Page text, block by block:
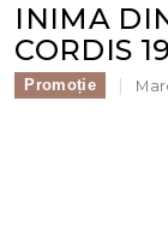
INIMA
CORDIS
Promoție